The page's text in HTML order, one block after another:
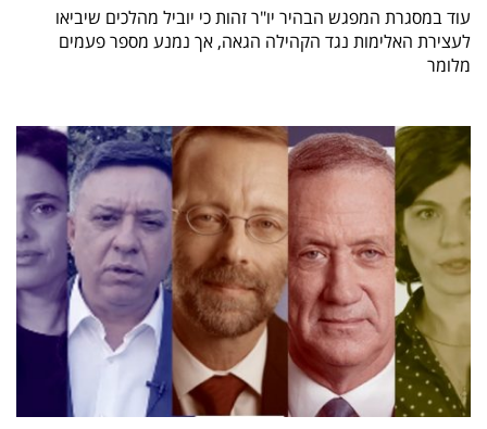
עוד במסגרת המפגש הבהיר יו"ר זהות כי יוביל מהלכים שיביאו
לעצירת האלימות נגד הקהילה הגאה, אך נמנע מספר פעמים
מלומר